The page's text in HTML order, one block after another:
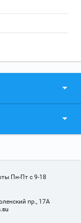
Пн-Пт с 9-18
пр., 17А